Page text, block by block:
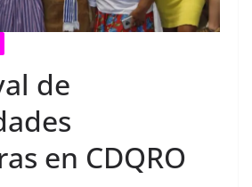
de
en CDQRO